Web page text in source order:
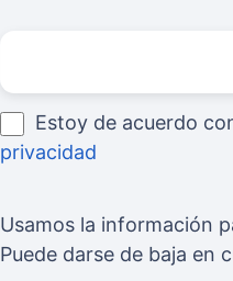
Estoy de acuerdo
privacidad
Usamos la información
Puede darse de baja en